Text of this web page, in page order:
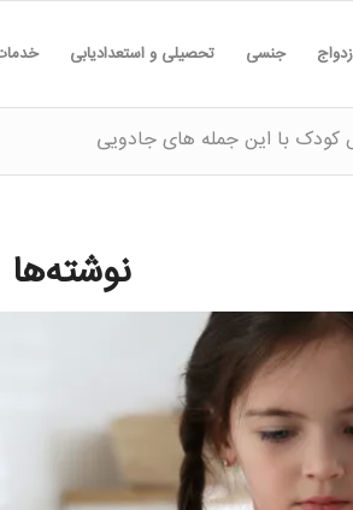
جنسی تحصیلی و استعدادیابی
کودک با این جمله های جادویی
نوشته‌ها